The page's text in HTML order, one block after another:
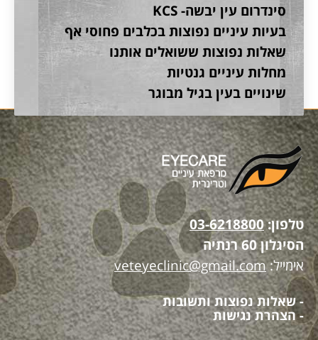
סינדרום עין יבשה- KCS
בעיות עיניים נפוצות בכלבים פחוסי אף
שאלות נפוצות ששואלים אותנו
מחלות עיניים גנטיות
שינויים בעין בגיל מבוגר
טלפון:03-6218800
הסיגלון 60 רנתיה
אימייל:veteyeclinic@gmail.com
- שאלות נפוצות ותשובות
- הצהרת נגישות